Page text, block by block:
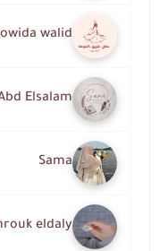
walid
Elsalam
Sama
eldaly